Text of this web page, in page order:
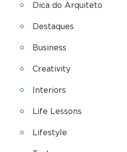
Dica do Arquiteto
Destaques
Business
Creativity
Interiors
Life Lessons
Lifestyle